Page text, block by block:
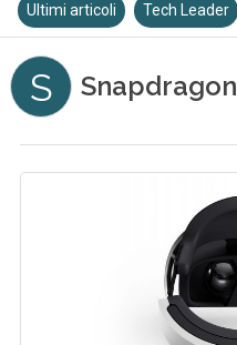
Ultimi articoli Tech Leader
S Snapdragon